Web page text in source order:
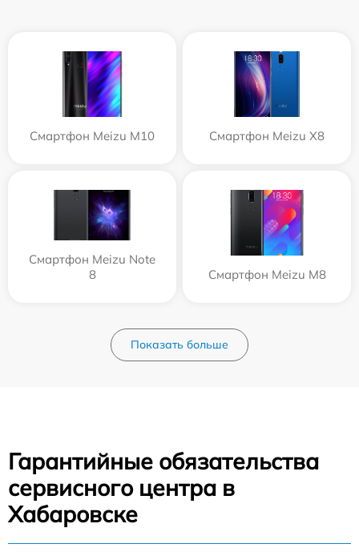
Смартфон Meizu M10 Смартфон Meizu X8
Смартфон Meizu Note
8
Смартфон Meizu M8
Показать больше
Гарантийные обязательства
сервисного центра в
Хабаровске